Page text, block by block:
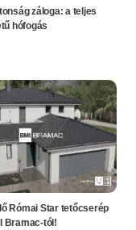
záloga: a teljes
hófogás
Római Star tetőcserép
Bramac-tól!